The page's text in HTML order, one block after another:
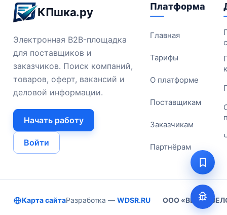
КПшка.ру
Электронная B2B-площадка
для поставщиков и
заказчиков. Поиск компаний,
товаров, оферт, вакансий и
деловой информации.
Начать работу
Войти
Платформа
Главная
Тарифы
О платформе
Поставщикам
Заказчикам
Партнёрам
Карта сайтаРазработка — WDSR.RU ООО «ВЕБ